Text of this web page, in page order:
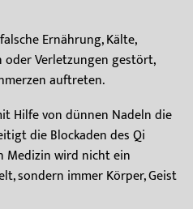
Ernährung, Kälte,
oder Verletzungen gestört,
auftreten.
Hilfe von dünnen Nadeln die
die Blockaden des Qi
Medizin wird nicht ein
sondern immer Körper, Geist